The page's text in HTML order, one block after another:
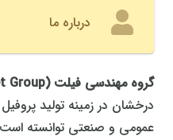
درباره ما
گروه مهندسی فیلت (
Group
درخشان در زمینه تولید
عمومی و صنعتی توانسته است